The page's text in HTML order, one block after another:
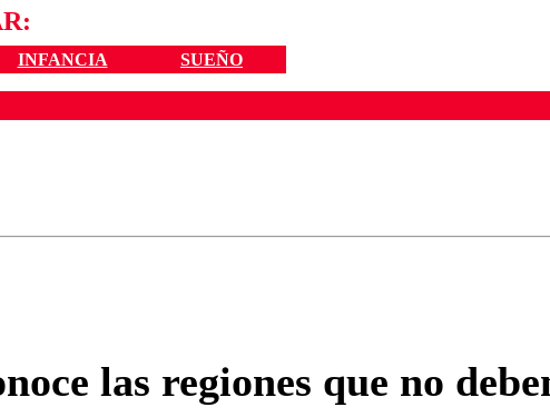
INFANCIA SUEÑO
las regiones que no